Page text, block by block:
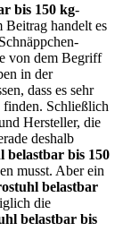
bis 150 kg-
Beitrag handelt es
von dem Begriff
in der
dass es sehr
finden. Schließlich
Hersteller, die
deshalb
belastbar bis 150
musst. Aber ein
belastbar
die
belastbar bis